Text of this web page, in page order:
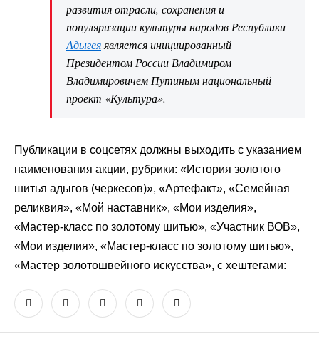
развития отрасли, сохранения и
популяризации культуры народов Республики
Адыгеяявляется инициированный
Президентом России Владимиром
Владимировичем Путиным национальный
проект «Культура».
Публикации в соцсетях должны выходить с указанием
наименования акции, рубрики: «История золотого
шитья адыгов (черкесов)», «Артефакт», «Семейная
реликвия», «Мой наставник», «Мои изделия»,
«Мастер-класс по золотому шитью», «Участник ВОВ»,
«Мои изделия», «Мастер-класс по золотому шитью»,
«Мастер золотошвейного искусства», с хештегами: